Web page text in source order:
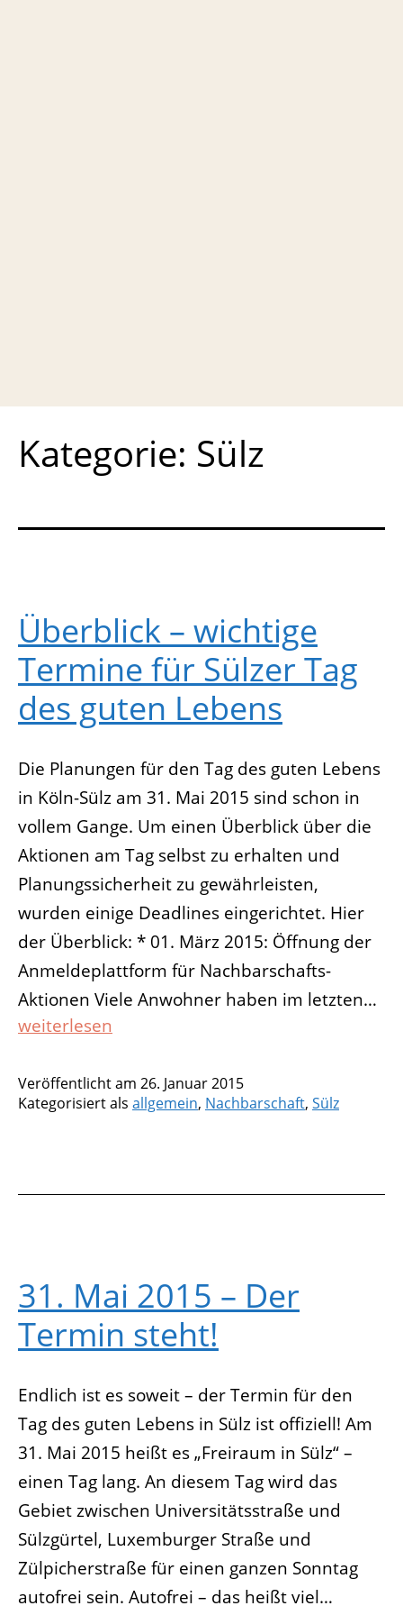
Kategorie: Sülz
Überblick – wichtige
Termine für Sülzer Tag
des guten Lebens
Die Planungen für den Tag des guten Lebens
in Köln-Sülz am 31. Mai 2015 sind schon in
vollem Gange. Um einen Überblick über die
Aktionen am Tag selbst zu erhalten und
Planungssicherheit zu gewährleisten,
wurden einige Deadlines eingerichtet. Hier
der Überblick: * 01. März 2015: Öffnung der
Anmeldeplattform für Nachbarschafts-
Aktionen Viele Anwohner haben im letzten…
Überblick
wichtige
Termine
des
weiterlesen
Veröffentlicht am 26. Januar 2015
Kategorisiert als allgemein, Nachbarschaft, Sülz
31. Mai 2015 – Der
Termin steht!
Endlich ist es soweit – der Termin für den
Tag des guten Lebens in Sülz ist offiziell! Am
31. Mai 2015 heißt es „Freiraum in Sülz“ –
einen Tag lang. An diesem Tag wird das
Gebiet zwischen Universitätsstraße und
Sülzgürtel, Luxemburger Straße und
Zülpicherstraße für einen ganzen Sonntag
autofrei sein. Autofrei – das heißt viel…